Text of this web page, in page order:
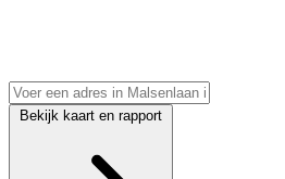
Bekijk kaart en rapport